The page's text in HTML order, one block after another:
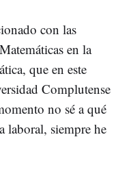
con las
en la
que en este
Complutense
no sé a qué
laboral, siempre he